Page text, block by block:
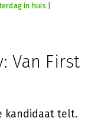
in huis |
Van First
kandidaat telt.